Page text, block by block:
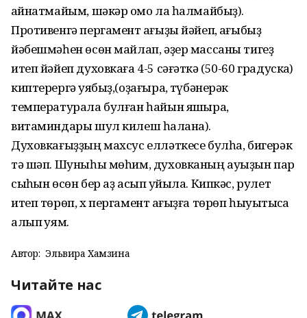
ҡайнатмайым, шәкәр ҡомо ла һалмайбыҙ).
Противенгә пергамент ҡағыҙы йәйеп, ҡағыбыҙ
йәбешмәһен өсөн майлап, әҙер массаны тигеҙ
итеп йәйеп духовкаға 4-5 сәғәткә (50-60 градускҡа)
киптерергә ҡуябыҙ,(оҙағыраҡ, түбәнерәк
температурала булған һайын яҡшыраҡ,
витаминдары шул килеш һаҡлана).
Духовкағыҙҙың махсус елләткесе булһа, бигерәк
тә шәп. Шуныһы мөһим, духовканың ауыҙын пар
сыҡһын өсөн бер аҙ асып ҡуйыла. Кипкәс, рулет
итеп төрөп, х пергамент ҡағыҙға төрөп һыуытҡысҡа
алып ҡуям.
Автор: Эльвира Хамзина
Читайте нас